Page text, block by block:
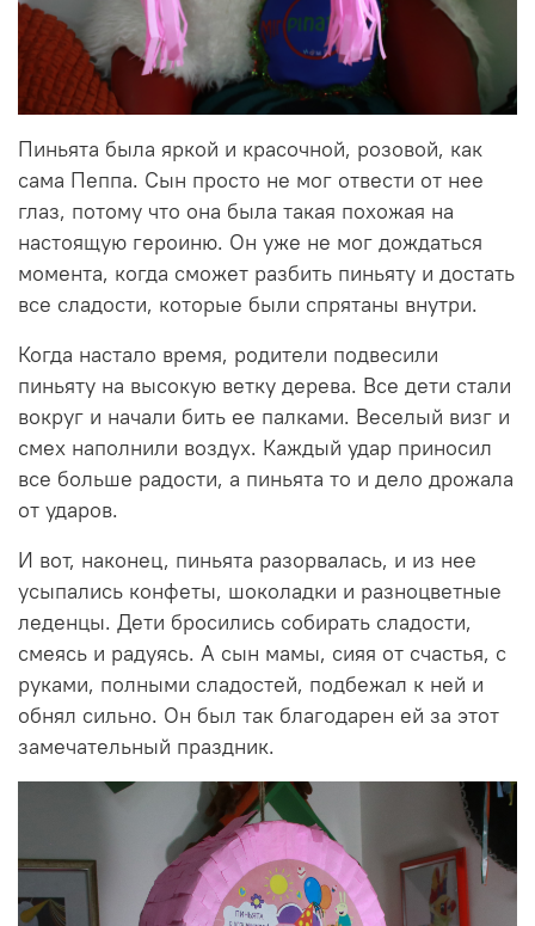
Пиньята была яркой и красочной, розовой, как
сама Пеппа. Сын просто не мог отвести от нее
глаз, потому что она была такая похожая на
настоящую героиню. Он уже не мог дождаться
момента, когда сможет разбить пиньяту и достать
все сладости, которые были спрятаны внутри.
Когда настало время, родители подвесили
пиньяту на высокую ветку дерева. Все дети стали
вокруг и начали бить ее палками. Веселый визг и
смех наполнили воздух. Каждый удар приносил
все больше радости, а пиньята то и дело дрожала
от ударов.
И вот, наконец, пиньята разорвалась, и из нее
усыпались конфеты, шоколадки и разноцветные
леденцы. Дети бросились собирать сладости,
смеясь и радуясь. А сын мамы, сияя от счастья, с
руками, полными сладостей, подбежал к ней и
обнял сильно. Он был так благодарен ей за этот
замечательный праздник.